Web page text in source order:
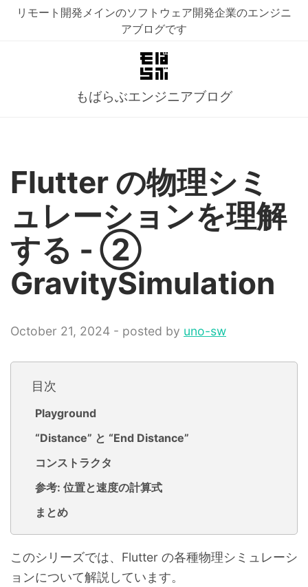
リモート開発メインのソフトウェア開発企業のエンジニ
アブログです
もばらぶエンジニアブログ
Flutter の物理シミ
ュレーションを理解
する ‐ ②
GravitySimulation
October 21, 2024 - posted by uno-sw
目次
Playground
“Distance” と “End Distance”
コンストラクタ
参考: 位置と速度の計算式
まとめ
このシリーズでは、Flutter の各種物理シミュレーシ
ョンについて解説しています。